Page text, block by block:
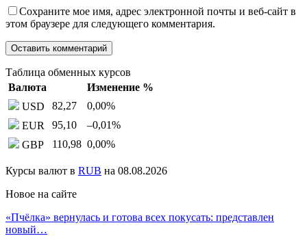
Сохраните мое имя, адрес электронной почты и веб-сайт в
этом браузере для следующего комментария.
Таблица обменных курсов
Валюта
Изменение %
USD
82,27 0,00%
EUR
95,10 –0,01%
GBP
110,98 0,00%
Курсы валют в RUB на 08.08.2026
Новое на сайте
«Пчёлка» вернулась и готова всех покусать: представлен
новый…